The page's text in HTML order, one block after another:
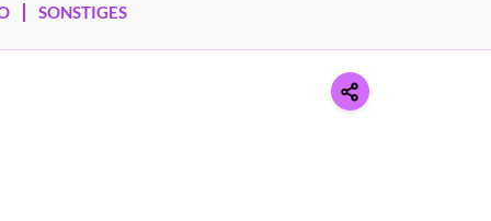
SONSTIGES